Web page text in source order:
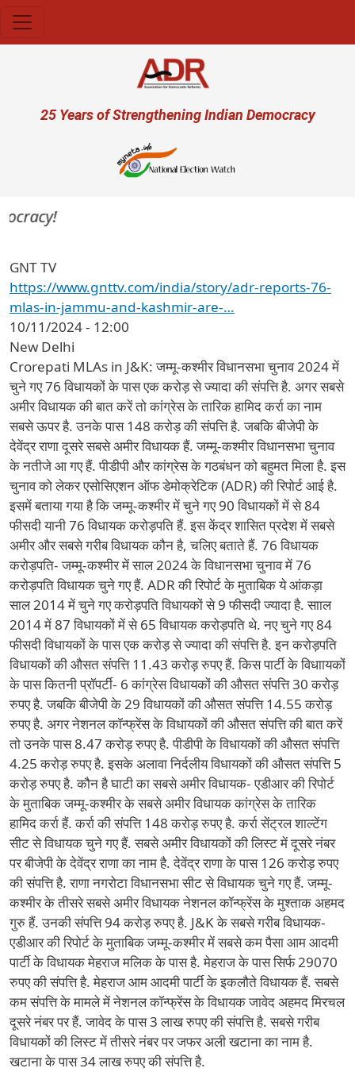
User account menu
25 Years of Strengthening Indian Democracy
GNT TV
https://www.gnttv.com/india/story/adr-reports-76-
mlas-in-jammu-and-kashmir-are-…
10/11/2024 - 12:00
New Delhi
Crorepati MLAs in J&K: जम्मू-कश्मीर विधानसभा चुनाव 2024 में
चुने गए 76 विधायकों के पास एक करोड़ से ज्यादा की संपत्ति है. अगर सबसे
अमीर विधायक की बात करें तो कांग्रेस के तारिक हामिद कर्रा का नाम
सबसे ऊपर है. उनके पास 148 करोड़ की संपत्ति है. जबकि बीजेपी के
देवेंद्र राणा दूसरे सबसे अमीर विधायक हैं. जम्मू-कश्मीर विधानसभा चुनाव
के नतीजे आ गए हैं. पीडीपी और कांग्रेस के गठबंधन को बहुमत मिला है. इस
चुनाव को लेकर एसोसिएशन ऑफ डेमोक्रेटिक (ADR) की रिपोर्ट आई है.
इसमें बताया गया है कि जम्मू-कश्मीर में चुने गए 90 विधायकों में से 84
फीसदी यानी 76 विधायक करोड़पति हैं. इस केंद्र शासित प्रदेश में सबसे
अमीर और सबसे गरीब विधायक कौन है, चलिए बताते हैं. 76 विधायक
करोड़पति- जम्मू-कश्मीर में साल 2024 के विधानसभा चुनाव में 76
करोड़पति विधायक चुने गए हैं. ADR की रिपोर्ट के मुताबिक ये आंकड़ा
साल 2014 में चुने गए करोड़पति विधायकों से 9 फीसदी ज्यादा है. सााल
2014 में 87 विधायकों में से 65 विधायक करोड़पति थे. नए चुने गए 84
फीसदी विधायकों के पास एक करोड़ से ज्यादा की संपत्ति है. इन करोड़पति
विधायकों की औसत संपत्ति 11.43 करोड़ रुपए हैं. किस पार्टी के विधाायकों
के पास कितनी प्रॉपर्टी- 6 कांग्रेस विधायकों की औसत संपत्ति 30 करोड़
रुपए है. जबकि बीजेपी के 29 विधायकों की औसत संपत्ति 14.55 करोड़
रुपए है. अगर नेशनल कॉन्फ्रेंस के विधायकों की औसत संपत्ति की बात करें
तो उनके पास 8.47 करोड़ रुपए है. पीडीपी के विधायकों की औसत संपत्ति
4.25 करोड़ रुपए है. इसके अलावा निर्दलीय विधायकों की औसत संपत्ति 5
करोड़ रुपए है. कौन है घाटी का सबसे अमीर विधायक- एडीआर की रिपोर्ट
के मुताबिक जम्मू-कश्मीर के सबसे अमीर विधायक कांग्रेस के तारिक
हामिद कर्रा हैं. कर्रा की संपत्ति 148 करोड़ रुपए है. कर्रा सेंट्रल शाल्टेंग
सीट से विधायक चुने गए हैं. सबसे अमीर विधायकों की लिस्ट में दूसरे नंबर
पर बीजेपी के देवेंद्र राणा का नाम है. देवेंद्र राणा के पास 126 करोड़ रुपए
की संपत्ति है. राणा नगरोटा विधानसभा सीट से विधायक चुने गए हैं. जम्मू-
कश्मीर के तीसरे सबसे अमीर विधायक नेशनल कॉन्फ्रेंस के मुश्ताक अहमद
गुरु हैं. उनकी संपत्ति 94 करोड़ रुपए है. J&K के सबसे गरीब विधायक-
एडीआर की रिपोर्ट के मुताबिक जम्मू-कश्मीर में सबसे कम पैसा आम आदमी
पार्टी के विधायक मेहराज मलिक के पास है. मेहराज के पास सिर्फ 29070
रुपए की संपत्ति है. मेहराज आम आदमी पार्टी के इकलौते विधायक हैं. सबसे
कम संपत्ति के मामले में नेशनल कॉन्फ्रेंस के विधायक जावेद अहमद मिरचल
दूसरे नंबर पर हैं. जावेद के पास 3 लाख रुपए की संपत्ति है. सबसे गरीब
विधायकों की लिस्ट में तीसरे नंबर पर जफर अली खटाना का नाम है.
खटाना के पास 34 लाख रुपए की संपत्ति है.